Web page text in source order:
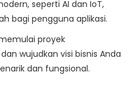
seperti AI dan IoT,
bagi pengguna aplikasi.
proyek
wujudkan visi bisnis Anda
dan fungsional.